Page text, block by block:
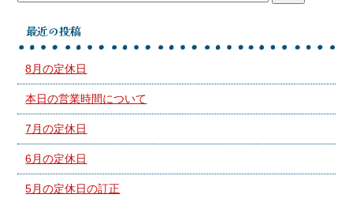
最近の投稿
8月の定休日
本日の営業時間について
7月の定休日
6月の定休日
5月の定休日の訂正